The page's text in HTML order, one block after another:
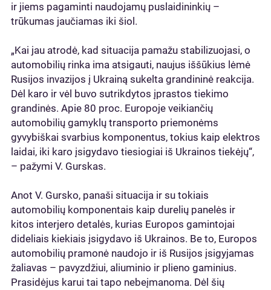
ir jiems pagaminti naudojamų puslaidininkių –
trūkumas jaučiamas iki šiol.
„Kai jau atrodė, kad situacija pamažu stabilizuojasi, o
automobilių rinka ima atsigauti, naujus iššūkius lėmė
Rusijos invazijos į Ukrainą sukelta grandininė reakcija.
Dėl karo ir vėl buvo sutrikdytos įprastos tiekimo
grandinės. Apie 80 proc. Europoje veikiančių
automobilių gamyklų transporto priemonėms
gyvybiškai svarbius komponentus, tokius kaip elektros
laidai, iki karo įsigydavo tiesiogiai iš Ukrainos tiekėjų“,
– pažymi V. Gurskas.
Anot V. Gursko, panaši situacija ir su tokiais
automobilių komponentais kaip durelių panelės ir
kitos interjero detalės, kurias Europos gamintojai
dideliais kiekiais įsigydavo iš Ukrainos. Be to, Europos
automobilių pramonė naudojo ir iš Rusijos įsigyjamas
žaliavas – pavyzdžiui, aliuminio ir plieno gaminius.
Prasidėjus karui tai tapo nebeįmanoma. Dėl šių